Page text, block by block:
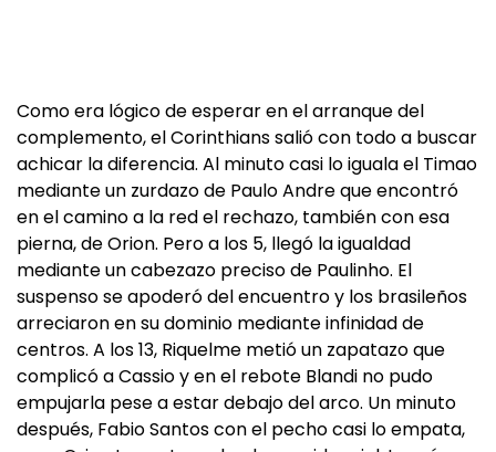
Como era lógico de esperar en el arranque del
complemento, el Corinthians salió con todo a buscar
achicar la diferencia. Al minuto casi lo iguala el Timao
mediante un zurdazo de Paulo Andre que encontró
en el camino a la red el rechazo, también con esa
pierna, de Orion. Pero a los 5, llegó la igualdad
mediante un cabezazo preciso de Paulinho. El
suspenso se apoderó del encuentro y los brasileños
arreciaron en su dominio mediante infinidad de
centros. A los 13, Riquelme metió un zapatazo que
complicó a Cassio y en el rebote Blandi no pudo
empujarla pese a estar debajo del arco. Un minuto
después, Fabio Santos con el pecho casi lo empata,